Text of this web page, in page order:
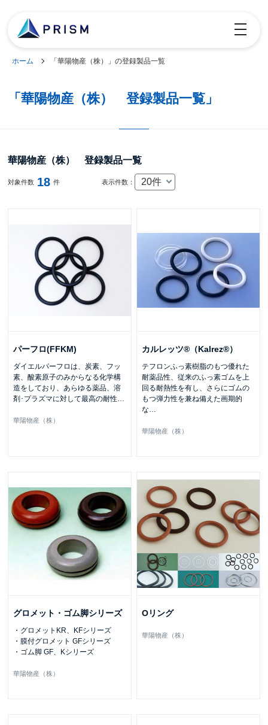
toggle
ホーム 「華陽物産（株）」の登録製品一覧
「華陽物産（株） 登録製品一覧」
華陽物産（株） 登録製品一覧
対象件数 18 件 表示件数： 20件
パーフロ(FFKM)
ダイエルパーフロは、炭素、フッ
素、酸素原子のみからなる化学構
造をしており、あらゆる薬品、溶
剤･プラズマに対して最高の耐性…
華陽物産（株）
カルレッツ®（Kalrez®）
テフロンふっ素樹脂のもつ優れた
耐薬品性、従来のふっ素ゴムを上
回る耐熱性を有し、さらにゴムの
もつ弾力性を兼ね備えた画期的
な…
華陽物産（株）
グロメット・ゴム脚シリーズ
・グロメットKR、KFシリーズ
・膜付グロメット GFシリーズ
・ゴム脚 GF、Kシリーズ
華陽物産（株）
Oリング
華陽物産（株）